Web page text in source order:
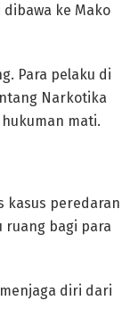
ke Mako
Para pelaku di
Narkotika
mati.
kasus peredaran
ruang bagi para
diri dari